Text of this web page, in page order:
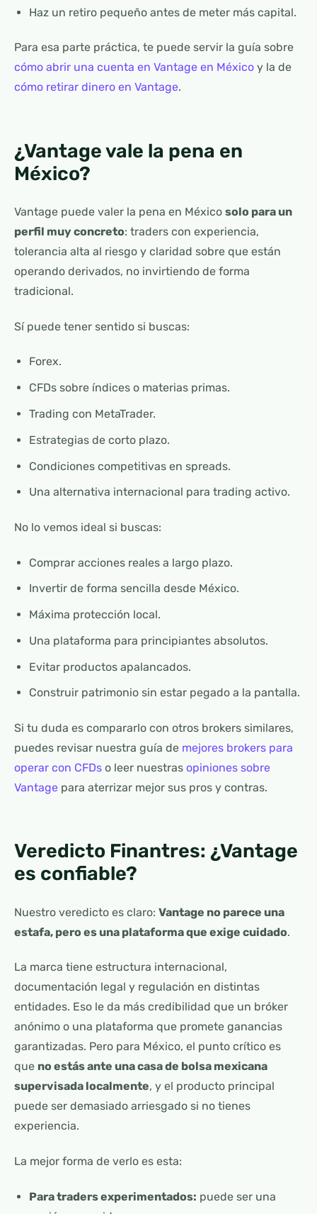
Haz un retiro pequeño antes de meter más capital.
Para esa parte práctica, te puede servir la guía sobre
cómo abrir una cuenta en Vantage en México y la de
cómo retirar dinero en Vantage.
¿Vantage vale la pena en
México?
Vantage puede valer la pena en México solo para un
perfil muy concreto: traders con experiencia,
tolerancia alta al riesgo y claridad sobre que están
operando derivados, no invirtiendo de forma
tradicional.
Sí puede tener sentido si buscas:
Forex.
CFDs sobre índices o materias primas.
Trading con MetaTrader.
Estrategias de corto plazo.
Condiciones competitivas en spreads.
Una alternativa internacional para trading activo.
No lo vemos ideal si buscas:
Comprar acciones reales a largo plazo.
Invertir de forma sencilla desde México.
Máxima protección local.
Una plataforma para principiantes absolutos.
Evitar productos apalancados.
Construir patrimonio sin estar pegado a la pantalla.
Si tu duda es compararlo con otros brokers similares,
puedes revisar nuestra guía de mejores brokers para
operar con CFDs o leer nuestras opiniones sobre
Vantage para aterrizar mejor sus pros y contras.
Veredicto Finantres: ¿Vantage
es confiable?
Nuestro veredicto es claro: Vantage no parece una
estafa, pero es una plataforma que exige cuidado.
La marca tiene estructura internacional,
documentación legal y regulación en distintas
entidades. Eso le da más credibilidad que un bróker
anónimo o una plataforma que promete ganancias
garantizadas. Pero para México, el punto crítico es
que no estás ante una casa de bolsa mexicana
supervisada localmente, y el producto principal
puede ser demasiado arriesgado si no tienes
experiencia.
La mejor forma de verlo es esta:
Para traders experimentados: puede ser una